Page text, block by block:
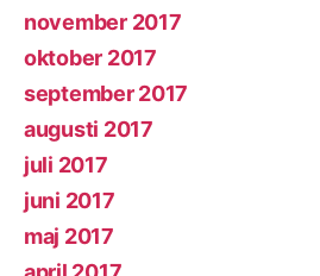
november 2017
oktober 2017
september 2017
augusti 2017
juli 2017
juni 2017
maj 2017